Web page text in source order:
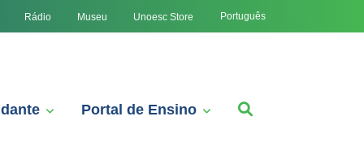
Rádio Museu Unoesc Store Português
Portal de Ensino